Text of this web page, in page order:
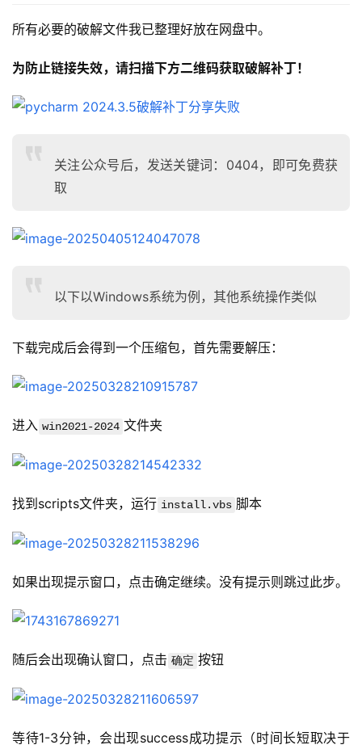
所有必要的破解文件我已整理好放在网盘中。
为防止链接失效，请扫描下方二维码获取破解补丁！
关注公众号后，发送关键词：0404，即可免费获
取
以下以Windows系统为例，其他系统操作类似
下载完成后会得到一个压缩包，首先需要解压：
进入 win2021-2024 文件夹
找到scripts文件夹，运行 install.vbs 脚本
如果出现提示窗口，点击确定继续。没有提示则跳过此步。
随后会出现确认窗口，点击 确定 按钮
等待1-3分钟，会出现success成功提示（时间长短取决于